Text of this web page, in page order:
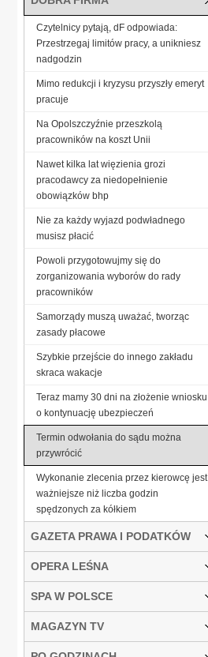
Czytelnicy pytają, dF odpowiada:
Przestrzegaj limitów pracy, a unikniesz
nadgodzin
Mimo redukcji i kryzysu przyszły emeryt
pracuje
Na Opolszczyźnie przeszkolą
pracowników na koszt Unii
Nawet kilka lat więzienia grozi
pracodawcy za niedopełnienie
obowiązków bhp
Nie za każdy wyjazd podwładnego
musisz płacić
Powoli przygotowujmy się do
zorganizowania wyborów do rady
pracowników
Samorządy muszą uważać, tworząc
zasady płacowe
Szybkie przejście do innego zakładu
skraca wakacje
Teraz mamy 30 dni na złożenie wniosku
o kontynuację ubezpieczeń
Termin odwołania do sądu można
przywrócić
Wykonanie zlecenia przez kierowcę jest
ważniejsze niż liczba godzin
spędzonych za kółkiem
GAZETA PRAWA I PODATKÓW
OPERA LEŚNA
SPA W POLSCE
MAGAZYN TV